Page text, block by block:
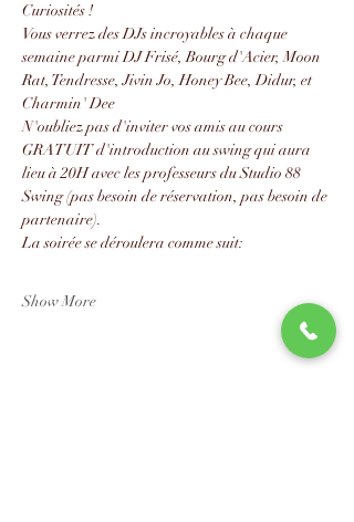
Curiosités !
Vous verrez des DJs incroyables à chaque
semaine parmi DJ Frisé, Bourg d'Acier, Moon
Rat, Tendresse, Jivin Jo, Honey Bee, Didur, et
Charmin' Dee
N'oubliez pas d'inviter vos amis au cours
GRATUIT d'introduction au swing qui aura
lieu à 20H avec les professeurs du Studio 88
Swing (pas besoin de réservation, pas besoin de
partenaire).
La soirée se déroulera comme suit:
Show More